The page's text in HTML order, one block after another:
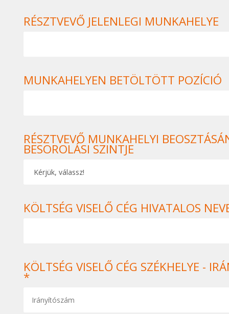
RÉSZTVEVŐ JELENLEGI MUNKAHELYE
MUNKAHELYEN BETÖLTÖTT POZÍCIÓ
RÉSZTVEVŐ MUNKAHELYI
BESOROLÁSI SZINTJE
KÖLTSÉG VISELŐ CÉG HIVATALOS
KÖLTSÉG VISELŐ CÉG SZÉKHELYE -
*